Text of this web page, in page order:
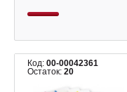
Код: 00-00042361
Остаток: 20